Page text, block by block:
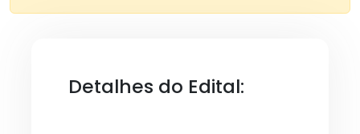
Detalhes do Edital: